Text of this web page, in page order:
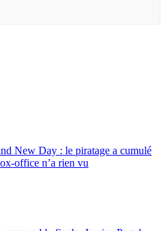
New Day : le piratage a cumulé
office n’a rien vu